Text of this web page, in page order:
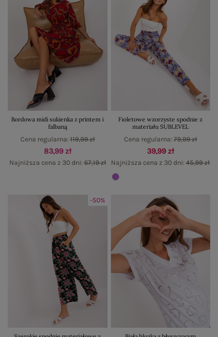
Bordowa midi sukienka z printem i
falbaną
83,99 zł
Najniższa cena z 30 dni:67,19 zł
Cena regularna:119,99 zł
Fioletowe wzorzyste spodnie z
materiału SUBLEVEL
39,99 zł
Najniższa cena z 30 dni:45,99 zł
Cena regularna:79,99 zł
-50%